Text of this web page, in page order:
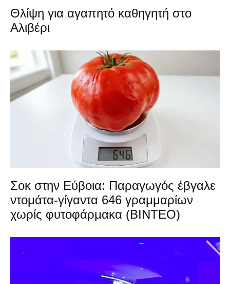
Θλίψη για αγαπητό καθηγητή στο
Αλιβέρι
Σοκ στην Εύβοια: Παραγωγός έβγαλε
ντομάτα-γίγαντα 646 γραμμαρίων
χωρίς φυτοφάρμακα (ΒΙΝΤΕΟ)